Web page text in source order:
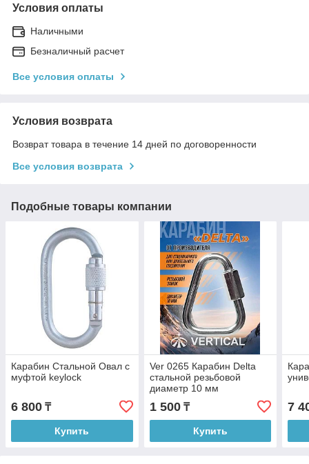
Условия оплаты
Наличными
Безналичный расчет
Все условия оплаты
Условия возврата
Возврат товара в течение 14 дней по договоренности
Все условия возврата
Подобные товары компании
Карабин Стальной Овал с
муфтой keylock
6 800 ₸
Купить
Ver 0265 Карабин Delta
стальной резьбовой
диаметр 10 мм
1 500₸
Купить
7